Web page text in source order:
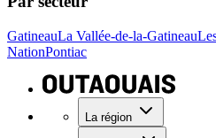
GatineauLa Vallée-de-la-Gatineau
NationPontiac
La région